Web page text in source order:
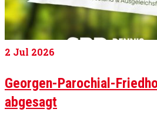
2 Jul 2026
Georgen-Parochial-
abgesagt